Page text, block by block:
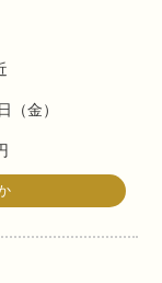
（金）